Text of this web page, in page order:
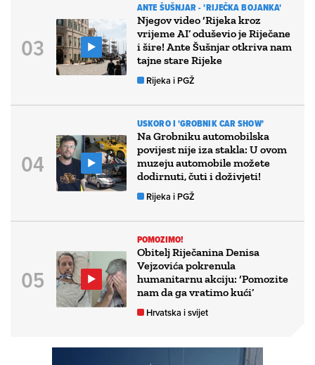
ANTE ŠUŠNJAR - 'RIJEČKA BOJANKA'
Njegov video ‘Rijeka kroz
vrijeme AI’ oduševio je Riječane
i šire! Ante Šušnjar otkriva nam
tajne stare Rijeke
Rijeka i PGŽ
USKORO I 'GROBNIK CAR SHOW'
Na Grobniku automobilska
povijest nije iza stakla: U ovom
muzeju automobile možete
dodirnuti, čuti i doživjeti!
Rijeka i PGŽ
POMOZIMO!
Obitelj Riječanina Denisa
Vejzovića pokrenula
humanitarnu akciju: ‘Pomozite
nam da ga vratimo kući’
Hrvatska i svijet